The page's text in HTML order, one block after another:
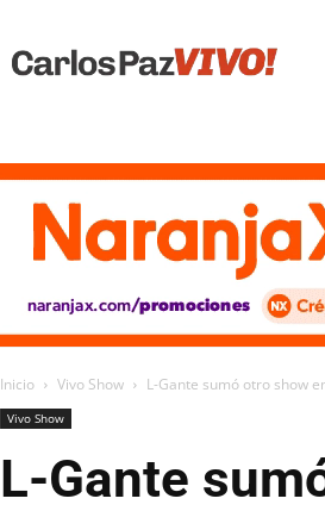
Vivo
Inicio Vivo Show L-Gante sumó otro show
Vivo Show
L-Gante